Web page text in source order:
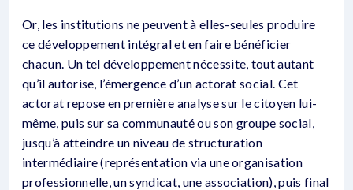
Or, les institutions ne peuvent à elles-seules produire
ce développement intégral et en faire bénéficier
chacun. Un tel développement nécessite, tout autant
qu’il autorise, l’émergence d’un actorat social. Cet
actorat repose en première analyse sur le citoyen lui-
même, puis sur sa communauté ou son groupe social,
jusqu’à atteindre un niveau de structuration
intermédiaire (représentation via une organisation
professionnelle, un syndicat, une asso­cia­tion), puis final